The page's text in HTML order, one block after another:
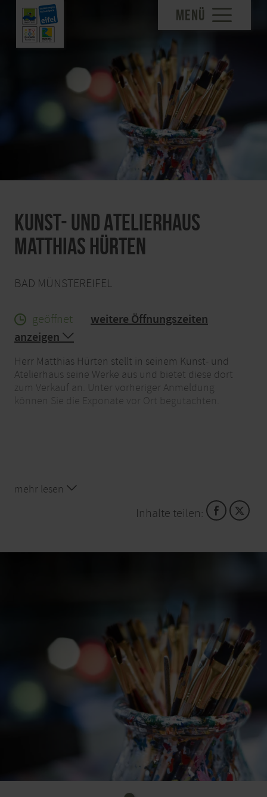
MENÜ
Kunst- und Atelierhaus
Matthias Hürten
BAD MÜNSTEREIFEL
geöffnet
weitere Öffnungszeiten
anzeigen
Herr Matthias Hürten stellt in seinem Kunst- und
Atelierhaus seine Werke aus und bietet diese dort
zum Verkauf an. Unter vorheriger Anmeldung
können Sie die Exponate vor Ort begutachten.
mehr lesen
Inhalte teilen: